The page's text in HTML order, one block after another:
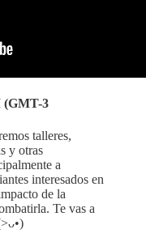
(GMT-3
talleres,
y otras
a
interesados en
de la
Te vas a